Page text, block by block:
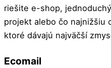
riešite e-shop,
projekt alebo čo najnižšiu
ktoré dávajú najväčší
Ecomail